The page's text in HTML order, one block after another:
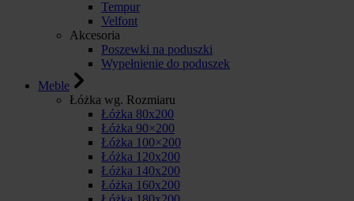
Tempur
Velfont
Akcesoria
Poszewki na poduszki
Wypełnienie do poduszek
Meble
Łóżka wg. Rozmiaru
Łóżka 80x200
Łóżka 90×200
Łóżka 100×200
Łóżka 120x200
Łóżka 140x200
Łóżka 160x200